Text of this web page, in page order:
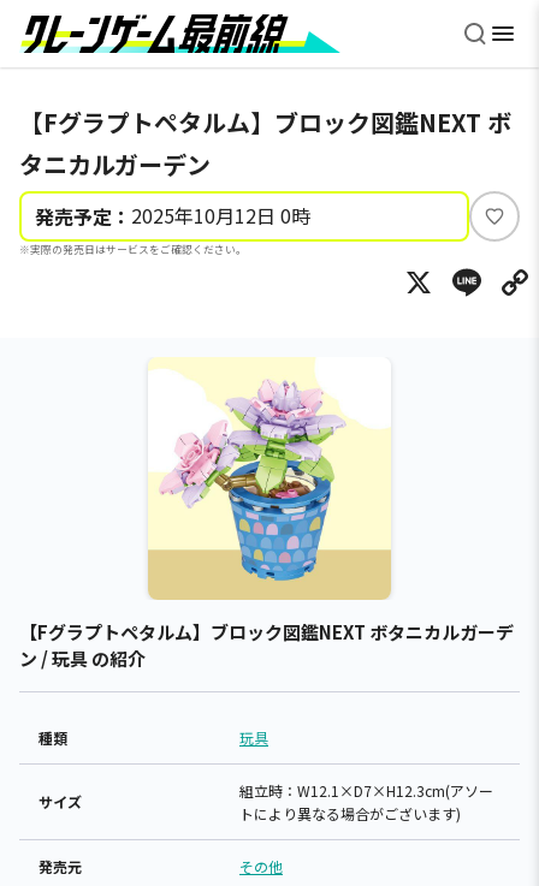
【Fグラプトペタルム】ブロック図鑑NEXT ボ
タニカルガーデン
発売予定： 2025年10月12日 0時
※実際の発売日はサービスをご確認ください。
い
ね
X
【Fグラプトペタルム】ブロック図鑑NEXT ボタニカルガーデ
ン / 玩具 の紹介
種類 玩具
サイズ
組立時：W12.1×D7×H12.3cm(アソー
トにより異なる場合がございます)
発売元 その他